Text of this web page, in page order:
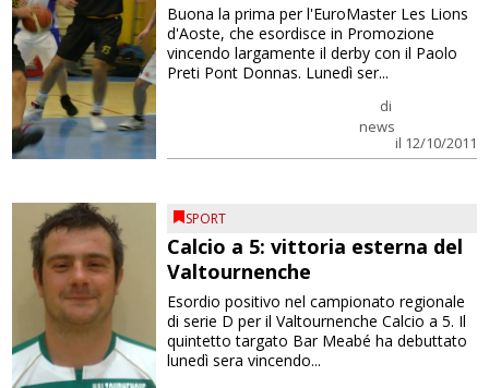
di
news
il 12/10/2011
Buona la prima per l'EuroMaster Les Lions
d'Aoste, che esordisce in Promozione
vincendo largamente il derby con il Paolo
Preti Pont Donnas. Lunedì ser...
SPORT
Calcio a 5: vittoria esterna del
Valtournenche
Esordio positivo nel campionato regionale
di serie D per il Valtournenche Calcio a 5. Il
quintetto targato Bar Meabé ha debuttato
lunedì sera vincendo...